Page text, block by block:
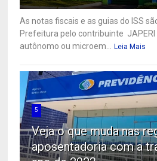
As notas fiscais e as guias do ISS
Prefeitura pelo contribuinte JAPERI
autônomo ou microem...
Leia Mais
5
Veja o que muda nas
aposentadoria com a